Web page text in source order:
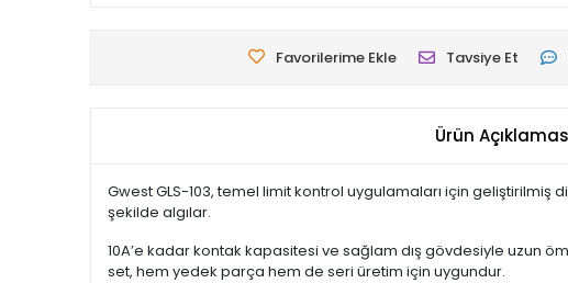
Favorilerime Ekle Tavsiye Et
Ürün
Gwest GLS-103, temel limit kontrol uygulamaları için
şekilde algılar.
10A’e kadar kontak kapasitesi ve sağlam dış gövdesiyle uzun
set, hem yedek parça hem de seri üretim için uygundur.